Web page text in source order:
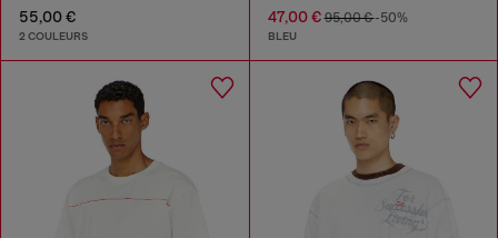
55,00 €
2 COULEURS
47,00 €95,00 €-50%
BLEU